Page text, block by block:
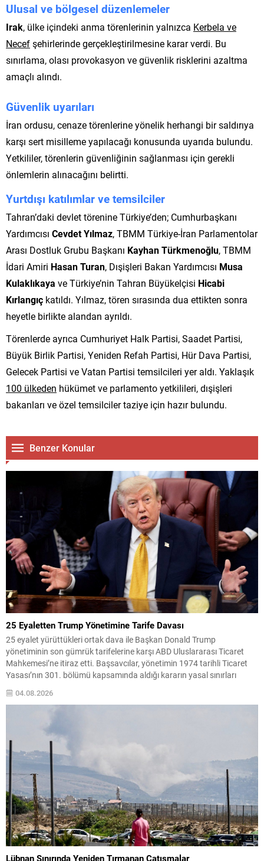
Ulusal ve bölgesel düzenlemeler
Irak, ülke içindeki anma törenlerinin yalnızca Kerbela ve
Necefşehirlerinde gerçekleştirilmesine karar verdi. Bu
sınırlama, olası provokasyon ve güvenlik risklerini azaltma
amaçlı alındı.
Güvenlik uyarıları
İran ordusu, cenaze törenlerine yönelik herhangi bir saldırıya
karşı sert misilleme yapılacağı konusunda uyarıda bulundu.
Yetkililer, törenlerin güvenliğinin sağlanması için gerekli
önlemlerin alınacağını belirtti.
Yurtdışı katılımlar ve temsilciler
Tahran’daki devlet törenine Türkiye’den; Cumhurbaşkanı
Yardımcısı Cevdet Yılmaz, TBMM Türkiye-İran Parlamentolar
Arası Dostluk Grubu Başkanı Kayhan Türkmenoğlu, TBMM
İdari Amiri Hasan Turan, Dışişleri Bakan Yardımcısı Musa
Kulaklıkaya ve Türkiye’nin Tahran Büyükelçisi Hicabi
Kırlangıç katıldı. Yılmaz, tören sırasında dua ettikten sonra
heyetle birlikte alandan ayrıldı.
Törenlerde ayrıca Cumhuriyet Halk Partisi, Saadet Partisi,
Büyük Birlik Partisi, Yeniden Refah Partisi, Hür Dava Partisi,
Gelecek Partisi ve Vatan Partisi temsilcileri yer aldı. Yaklaşık
100 ülkeden hükümet ve parlamento yetkilileri, dışişleri
bakanları ve özel temsilciler taziye için hazır bulundu.
Benzer Konular
25 Eyaletten Trump Yönetimine Tarife Davası
25 eyalet yürüttükleri ortak dava ile Başkan Donald Trump
yönetiminin son gümrük tarifelerine karşı ABD Uluslararası Ticaret
Mahkemesi’ne itiraz etti. Başsavcılar, yönetimin 1974 tarihli Ticaret
Yasası’nın 301. bölümü kapsamında aldığı kararın yasal sınırları
getirilen tarifelerin iddia edilen zorla çalıştırma uygulamalarını...
04.08.2026
Lübnan Sınırında Yeniden Tırmanan Çatışmalar